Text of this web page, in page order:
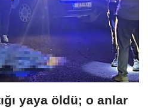
yaya öldü; o anlar